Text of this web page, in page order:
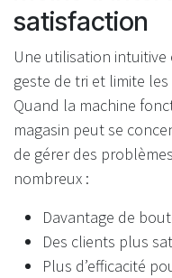
satisfaction
Une utilisation
geste de tri et limite
Quand la machine
magasin peut se
de gérer des
nombreux :
Davantage de
Des clients plus
Plus d’efficacité